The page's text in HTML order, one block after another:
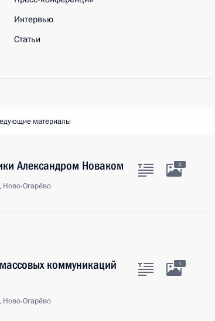
Интервью
Статьи
материалы
Александром Новаком
Ново-Огарёво
2
коммуникаций
Ново-Огарёво
1